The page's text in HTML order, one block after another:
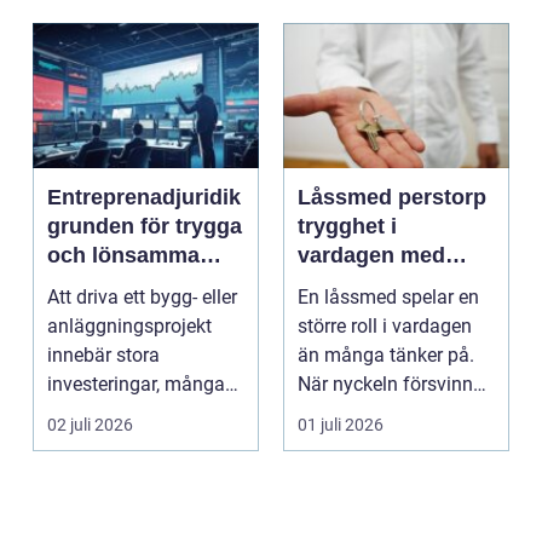
Entreprenadjuridik
grunden för trygga
och lönsamma
byggprojekt
Att driva ett bygg- eller
anläggningsprojekt
innebär stora
investeringar, många
aktörer och ofta tuf...
02 juli 2026
Låssmed perstorp
trygghet i
vardagen med
moderna lås och
säkerhet
En låssmed spelar en
större roll i vardagen
än många tänker på.
När nyckeln försvinner,
dörren kärva...
01 juli 2026